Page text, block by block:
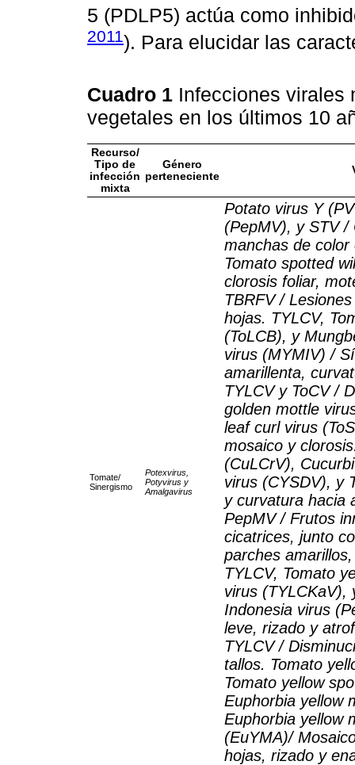
5 (PDLP5) actúa como
2011). Para elucidar las
Cuadro 1 Infecciones virales
vegetales en los últimos 10
Recurso/
Tipo de
infección
mixta
Género
perteneciente
Tomate/
Sinergismo
Potexvirus,
Potyvirus y
Amalgavirus
Potato virus Y
(PepMV), y STV /
manchas de
Tomato spotted
clorosis foliar,
TBRFV /
hojas. TYLCV,
(ToLCB), y
virus (MYMIV) /
amarillenta,
TYLCV y ToCV /
golden mottle
leaf curl virus
mosaico y
(CuLCrV),
virus (CYSDV), y
y curvatura hacia
PepMV / Frutos
cicatrices, junto
parches
TYLCV, Tomato
virus (TYLCKaV),
Indonesia virus
leve, rizado y
TYLCV /
tallos. Tomato
Tomato yellow
Euphorbia yellow
Euphorbia yellow
(EuYMA)/
hojas, rizado y